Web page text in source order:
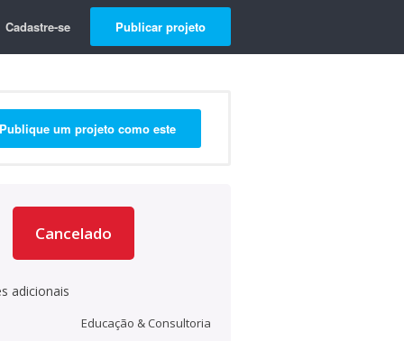
Cadastre-se Publicar projeto
Publique um projeto como este
Cancelado
adicionais
Educação & Consultoria